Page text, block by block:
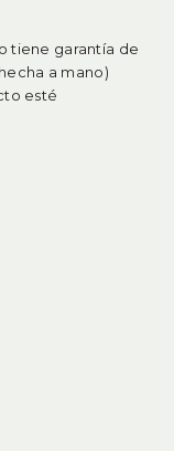
tiene garantía de
a mano)
esté